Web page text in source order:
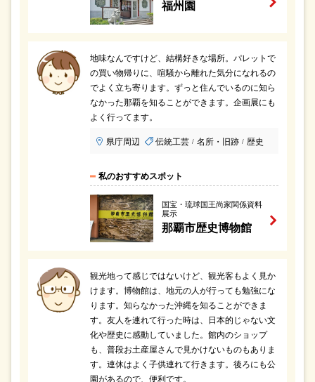
福州園
地味なんですけど、結構好きな場所。パレットで
の買い物帰りに、喧騒から離れた気分になれるの
でよく立ち寄ります。ずっと住んでいるのに知ら
なかった那覇を知ることができます。企画展にも
よく行ってます。
県庁周辺 伝統工芸 / 名所・旧跡 / 歴史
私のおすすめスポット
国宝・琉球国王尚家関係資料
展示
那覇市歴史博物館
観光地って感じではないけど、観光客もよく見か
けます。博物館は、地元の人が行っても勉強にな
ります。知らなかった沖縄を知ることができま
す。友人を連れて行った時は、日本的じゃない文
化や歴史に感動していました。館内のショップ
も、普段お土産屋さんで見かけないものもありま
す。連休はよく子供連れて行きます。後ろにも公
園があるので、便利です。